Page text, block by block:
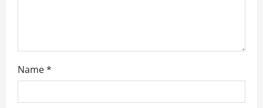
Name*